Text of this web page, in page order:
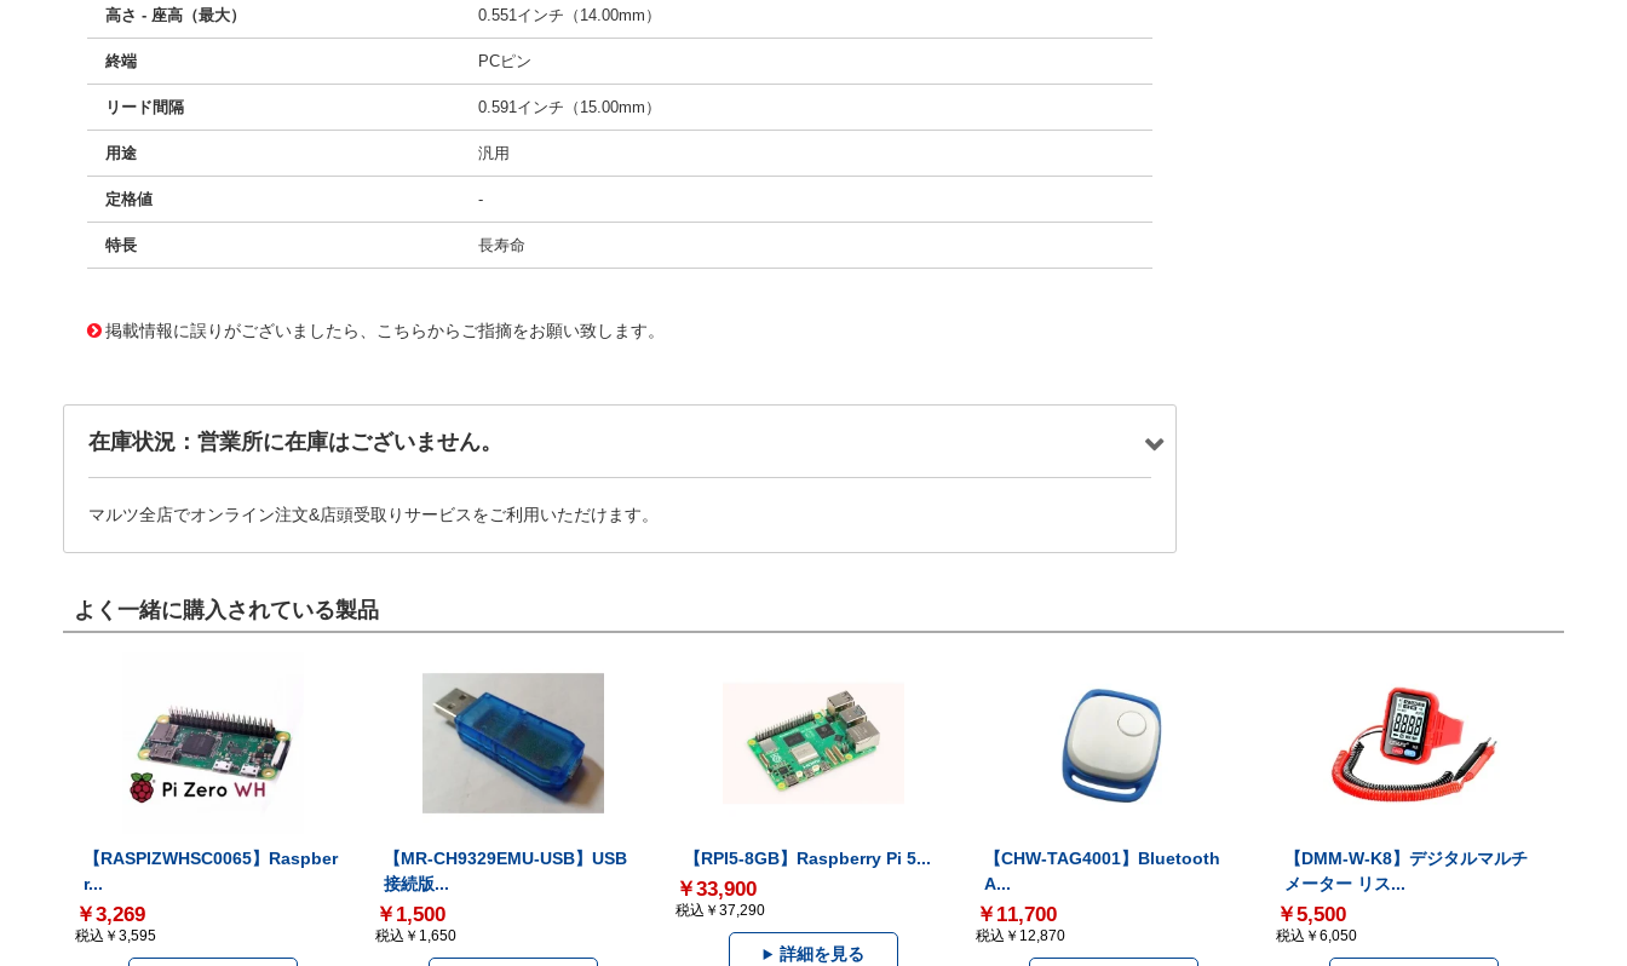
高さ - 座高（最大） 0.551インチ（14.00mm）
終端 PCピン
リード間隔 0.591インチ（15.00mm）
用途 汎用
定格値 -
特長 長寿命
掲載情報に誤りがございましたら、こちらからご指摘をお願い致します。
在庫状況：営業所に在庫はございません。
マルツ全店でオンライン注文&店頭受取りサービスをご利用いただけます。
よく一緒に購入されている製品
【RASPIZWHSC0065】Raspber
r...
￥3,269
税込￥3,595
【MR-CH9329EMU-USB】USB
接続版...
￥1,500
税込￥1,650
【RPI5-8GB】Raspberry Pi 5...
￥33,900
税込￥37,290
詳細を見る
【CHW-TAG4001】Bluetooth
A...
￥11,700
税込￥12,870
【DMM-W-K8】デジタルマルチ
メーター リス...
￥5,500
税込￥6,050